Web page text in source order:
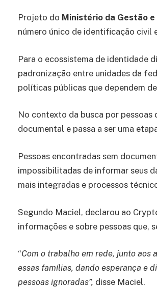
Projeto do Ministério da Gestão e
número único de identificação civil
Para o ecossistema de identidade
padronização entre unidades da
políticas públicas que dependem
No contexto da busca por pessoas
documental e passa a ser uma
Pessoas encontradas sem
impossibilitadas de informar seus
mais integradas e processos
Segundo Maciel, declarou ao
informações e sobre pessoas que,
“Com o trabalho em rede, junto aos
essas famílias, dando esperança e
pessoas ignoradas”, disse Maciel.